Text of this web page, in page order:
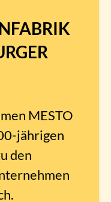
MESTO
jährigen
den